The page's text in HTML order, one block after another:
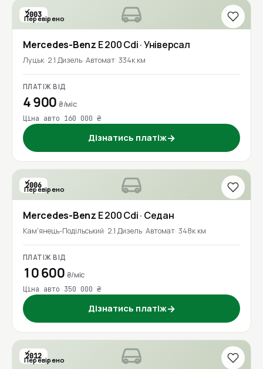
2003
Перевірено
Mercedes-Benz E 200 Cdi· Універсал
Луцьк 2.1 Дизель Автомат 334к км
ПЛАТІЖ ВІД
4 900₴/міс
Ціна авто 160 000 ₴
Дізнатись платіж→
2006
Перевірено
Mercedes-Benz E 200 Cdi· Седан
Кам'янець-Подільський 2.1 Дизель Автомат 348к км
ПЛАТІЖ ВІД
10 600 ₴/міс
Ціна авто 350 000 ₴
Дізнатись платіж→
2012
Перевірено